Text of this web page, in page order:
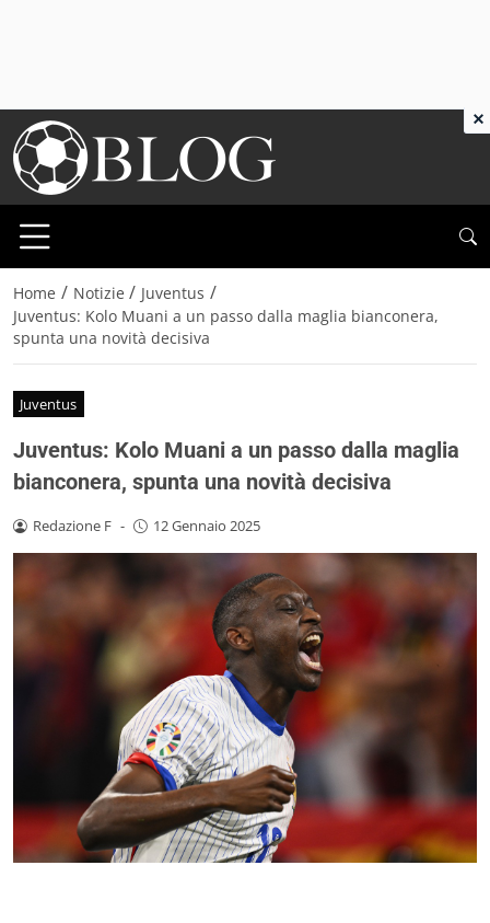
Home / Notizie / Juventus /
Juventus: Kolo Muani a un passo dalla maglia bianconera,
spunta una novità decisiva
Juventus
Juventus: Kolo Muani a un passo dalla maglia
bianconera, spunta una novità decisiva
Redazione F - 12 Gennaio 2025
×